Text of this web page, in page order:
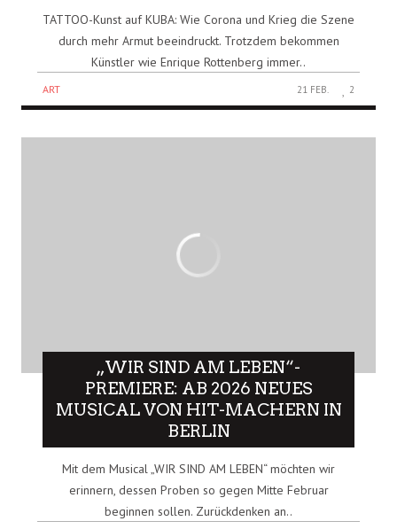
TATTOO-Kunst auf KUBA: Wie Corona und Krieg die Szene
durch mehr Armut beeindruckt. Trotzdem bekommen
Künstler wie Enrique Rottenberg immer..
ART 21 FEB. 2
„WIR SIND AM LEBEN“-
PREMIERE: AB 2026 NEUES
MUSICAL VON HIT-MACHERN IN
BERLIN
Mit dem Musical „WIR SIND AM LEBEN“ möchten wir
erinnern, dessen Proben so gegen Mitte Februar
beginnen sollen. Zurückdenken an..